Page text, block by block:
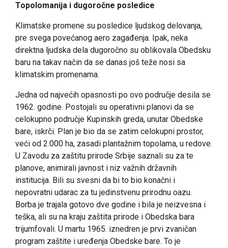
Topolomanija i dugoročne posledice
Klimatske promene su posledice ljudskog delovanja,
pre svega povećanog aero zagađenja. Ipak, neka
direktna ljudska dela dugoročno su oblikovala Obedsku
baru na takav način da se danas još teže nosi sa
klimatskim promenama.
Jedna od najvećih opasnosti po ovo područje desila se
1962. godine. Postojali su operativni planovi da se
celokupno područje Kupinskih greda, unutar Obedske
bare, iskrči. Plan je bio da se zatim celokupni prostor,
veći od 2.000 ha, zasadi plantažnim topolama, u redove.
U Zavodu za zaštitu prirode Srbije saznali su za te
planove, animirali javnost i niz važnih državnih
institucija. Bili su svesni da bi to bio konačni i
nepovratni udarac za tu jedinstvenu prirodnu oazu.
Borba je trajala gotovo dve godine i bila je neizvesna i
teška, ali su na kraju zaštita prirode i Obedska bara
trijumfovali. U martu 1965. iznedren je prvi zvaničan
program zaštite i uređenja Obedske bare. To je